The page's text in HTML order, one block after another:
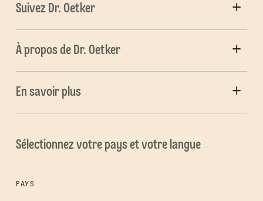
Suivez Dr. Oetker
À propos de Dr. Oetker
En savoir plus
Sélectionnez votre pays et votre langue
PAYS